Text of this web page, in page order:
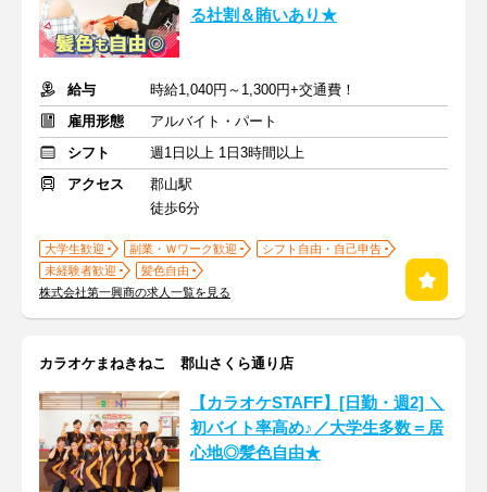
る社割＆賄いあり★
給与
時給1,040円～1,300円+交通費！
雇用形態
アルバイト・パート
シフト
週1日以上 1日3時間以上
アクセス
郡山駅
徒歩6分
大学生歓迎 副業・Ｗワーク歓迎
シフト自由・自己申告
未経験者歓迎
髪色自由
株式会社第一興商の求人一覧を見る
カラオケまねきねこ 郡山さくら通り店
【カラオケSTAFF】[日勤・週2] ＼
初バイト率高め♪／大学生多数＝居
心地◎髪色自由★